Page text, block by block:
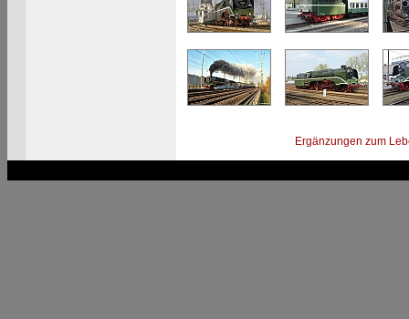
Ergänzungen zum